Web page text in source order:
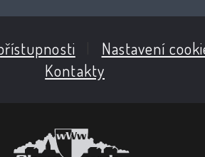
Nastavení
Kontakty